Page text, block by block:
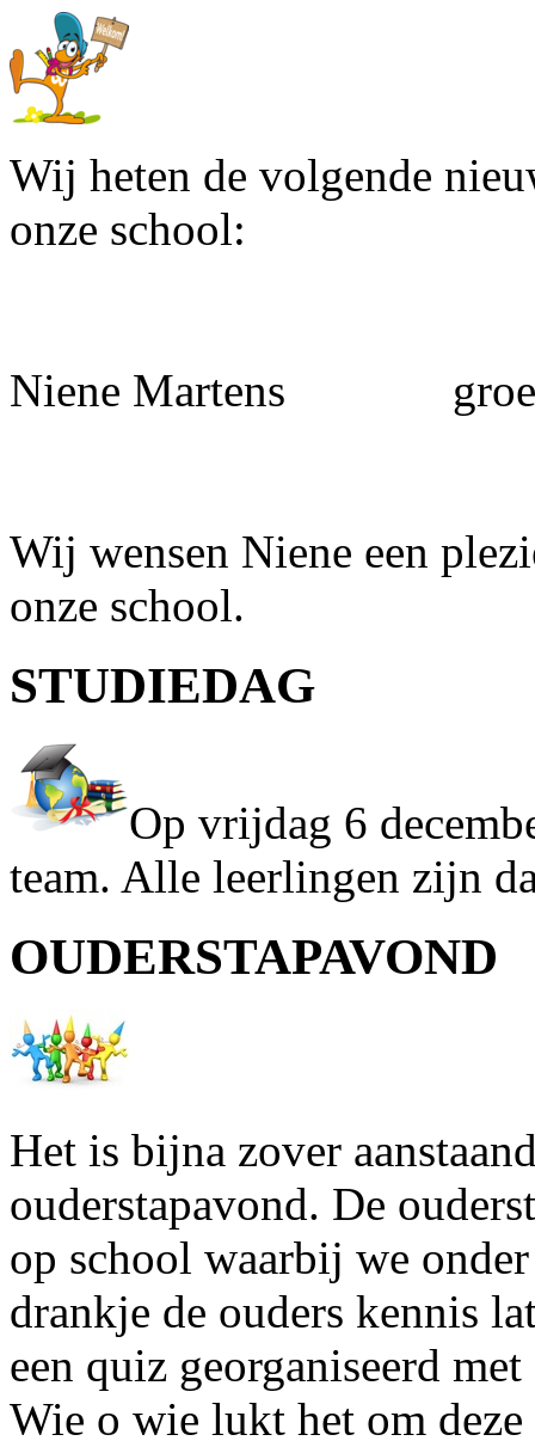
Wij heten de volgende
onze school:
Niene Martens
Wij wensen Niene een
onze school.
STUDIEDAG
Op vrijdag 6
team. Alle leerlingen zijn
OUDERSTAPAVOND
Het is bijna zover
ouderstapavond. De
op school waarbij we
drankje de ouders kennis
een quiz georganiseerd
Wie o wie lukt het om